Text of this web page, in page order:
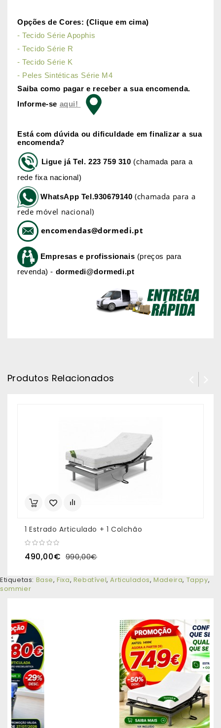
Opções de Cores: (Clique em cima)
- Tecido Série Apophis
- Tecido Série R
- Tecido Série K
- Peles Sintéticas Série M4
Saiba como pagar e receber a sua encomenda.
Informe-se aqui!
Está com dúvida ou dificuldade em finalizar a sua
encomenda?
Ligue já Tel. 223 759 310 (chamada para a
rede fixa nacional)
WhatsApp Tel.930679140 (chamada para a
rede móvel nacional)
encomendas@dormedi.pt
Empresas e profissionais (preços para
revenda) - dormedi@dormedi.pt
Produtos Relacionados
1 Estrado Articulado + 1 Colchão
490,00€ 990,00€
Etiquetas: Base,Fixa, Rebatível,Articulados,Madeira, Tappy,
sommier